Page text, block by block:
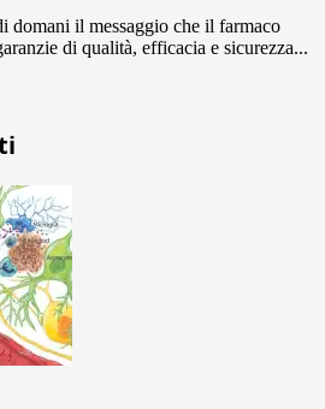
domani il messaggio che il farmaco
di qualità, efficacia e sicurezza...